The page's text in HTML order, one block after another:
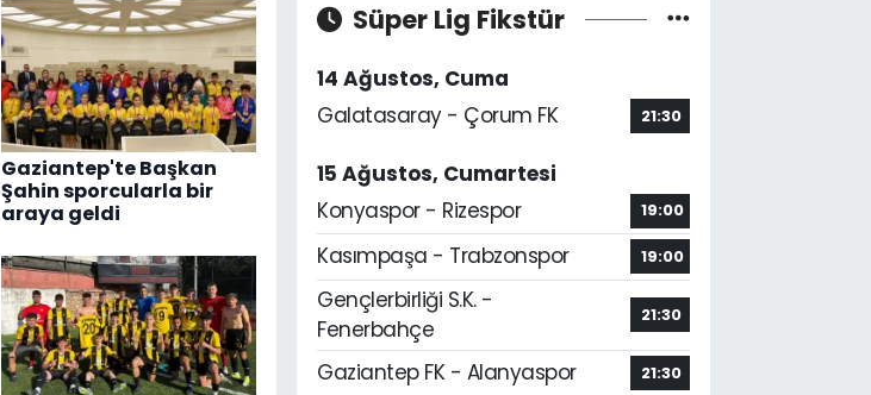
Gaziantep'te Başkan
Şahin sporcularla bir
araya geldi
Süper Lig Fikstür
14 Ağustos, Cuma
Galatasaray - Çorum FK
21:30
15 Ağustos, Cumartesi
Konyaspor - Rizespor
19:00
Kasımpaşa - Trabzonspor 19:00
Gençlerbirliği S.K. -
Fenerbahçe
21:30
Gaziantep FK - Alanyaspor 21:30